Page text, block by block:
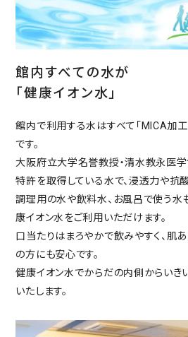
館内すべての水が
「健康イオン水」
館内で利用する水はすべて「MICA加工
です。
大阪府立大学名誉教授・清水教永医
特許を取得している水で、浸透力や抗
調理用の水や飲料水、お風呂で使う水
康イオン水をご利用いただけます。
口当たりはまろやかで飲みやすく、肌
の方にも安心です。
健康イオン水でからだの内側からいき
いたします。